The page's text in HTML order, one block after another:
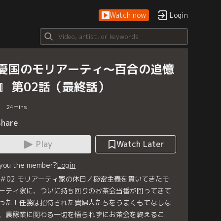
Watch now Login
国のモリアーティ～百合の追憶
第02話（最終話）
24mins
Play
Watch Later
the member?Login
02 モリアーティ家の休日／秘密主義を貫いてきたモ
ティ家に、ついに持ち回りのお茶会当番が回ってきて
た！任務は招待された貴婦人たちをうまくもてなしな
裏稼業に関わる一切を悟られずにお茶会を終えるこ